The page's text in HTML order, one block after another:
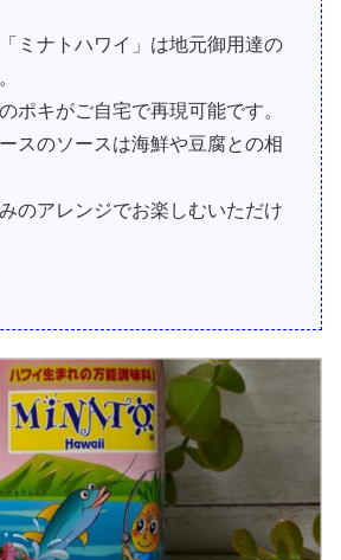
ミナトハワイ」は地元御用達の
ポキがご自宅で再現可能です。
スのソースは海鮮や豆腐との相
のアレンジでお楽しむいただけ